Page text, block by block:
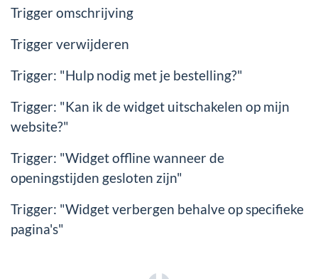
Trigger omschrijving
Trigger verwijderen
Trigger: "Hulp nodig met je bestelling?"
Trigger: "Kan ik de widget uitschakelen op mijn
website?"
Trigger: "Widget offline wanneer de
openingstijden gesloten zijn"
Trigger: "Widget verbergen behalve op specifieke
pagina's"